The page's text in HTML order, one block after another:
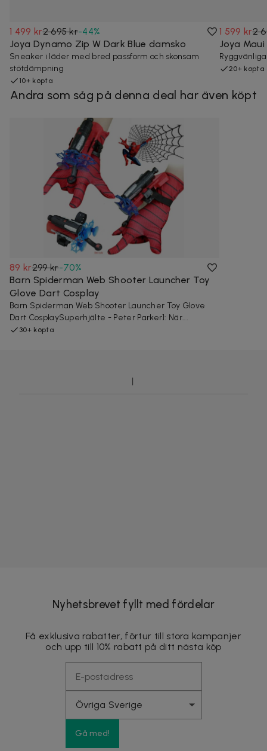
1 499 kr2 695 kr-44%
Joya Dynamo Zip W Dark Blue damsko
Sneaker i läder med bred passform och skonsam
stötdämpning
10+ köpta
1 599 kr2
Joya
20+ köpta
Andra som såg på denna deal har även köpt
89 kr299 kr-70%
Barn Spiderman Web Shooter Launcher Toy
Glove Dart Cosplay
Barn Spiderman Web Shooter Launcher Toy Glove
Dart CosplaySuperhjälte - Peter Parker]: När...
30+ köpta
Nyhetsbrevet fyllt med fördelar
Få exklusiva rabatter, förtur till stora kampanjer
och upp till 10% rabatt på ditt nästa köp
Gå med!